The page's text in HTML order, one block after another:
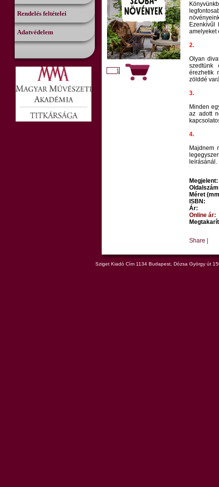
Rendelés feltételei
Adatvédelem
Ezenkívűl
amelyeket
2.
Olyan
szedtünk
érezhetik
zölddé
3.
Minden
az adott
4.
Majdnem
leírásánál.
Megjelent:
Méret
ISBN:
Ár:
Online ár:
Share
Sziget Kiadó Cím 1134 Budapest, Dózsa György út